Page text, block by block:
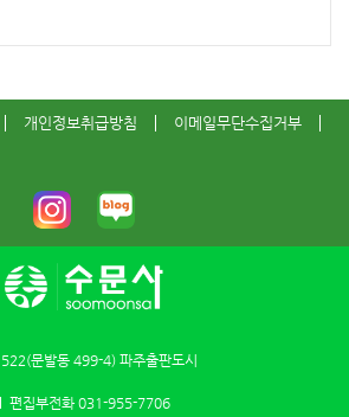
개인정보취급방침
이메일무단수집거부
문발동 499-4) 파주출판도시
편집부전화 031-955-7706